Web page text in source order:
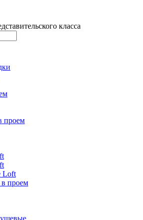
класса
проем
Loft
проем